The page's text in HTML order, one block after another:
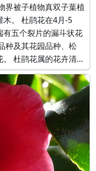
界被子植物真双子葉植
。 杜鹃花在4月-5
有五个裂片的漏斗状花
种及其花园品种、松
单
下。 杜鹃花（学名：
(学名︰